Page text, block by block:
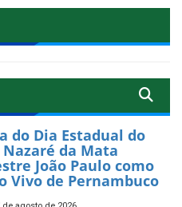
do Dia Estadual do
da Mata
João Paulo como
Vivo de Pernambuco